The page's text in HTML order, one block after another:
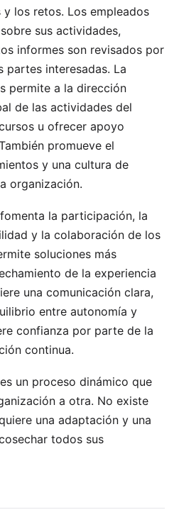
los retos. Los empleados
sus actividades,
informes son revisados por
partes interesadas. La
permite a la dirección
de las actividades del
u ofrecer apoyo
promueve el
y una cultura de
organización.
la participación, la
y la colaboración de los
soluciones más
de la experiencia
una comunicación clara,
entre autonomía y
confianza por parte de la
continua.
un proceso dinámico que
a otra. No existe
una adaptación y una
todos sus